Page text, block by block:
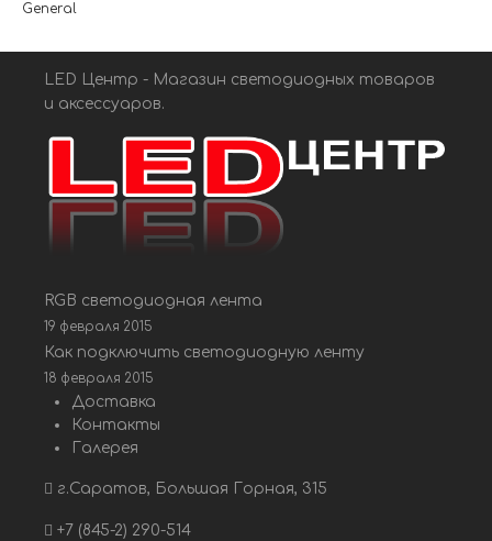
General
LED Центр - Магазин светодиодных товаров
и аксессуаров.
RGB светодиодная лента
19 февраля 2015
Как подключить светодиодную ленту
18 февраля 2015
Доставка
Контакты
Галерея
г.Саратов, Большая Горная, 315
+7 (845-2) 290-514